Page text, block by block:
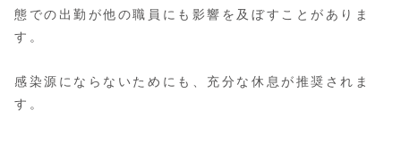
態での出勤が他の職員にも影響を及ぼすことがありま
す。
感染源にならないためにも、充分な休息が推奨されま
す。